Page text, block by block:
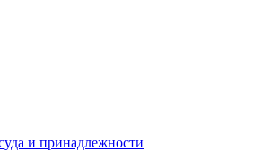
и принадлежности